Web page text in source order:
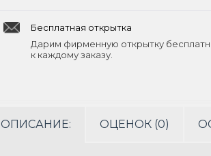
Бесплатная открытка
Дарим фирменную открытку
к каждому заказу.
ОПИСАНИЕ: ОЦЕНОК (0)